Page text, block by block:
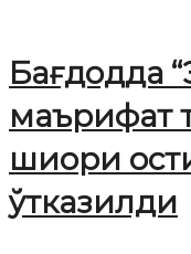
Бағдодда
маърифат
шиори
ўтказилди